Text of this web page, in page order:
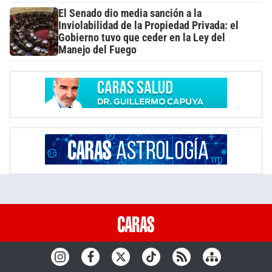
El Senado dio media sanción a la
Inviolabilidad de la Propiedad Privada: el
Gobierno tuvo que ceder en la Ley del
Manejo del Fuego